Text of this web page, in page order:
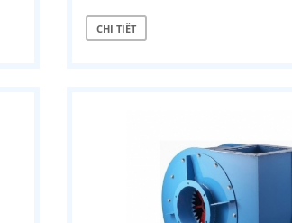
CHI TIẾT